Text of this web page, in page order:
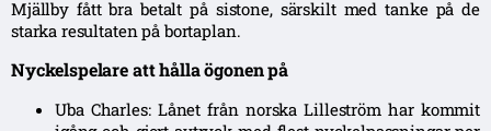
Mjällby fått bra betalt på sistone, särskilt med tanke på de
starka resultaten på bortaplan.
Nyckelspelare att hålla ögonen på
Uba Charles: Lånet från norska Lilleström har kommit